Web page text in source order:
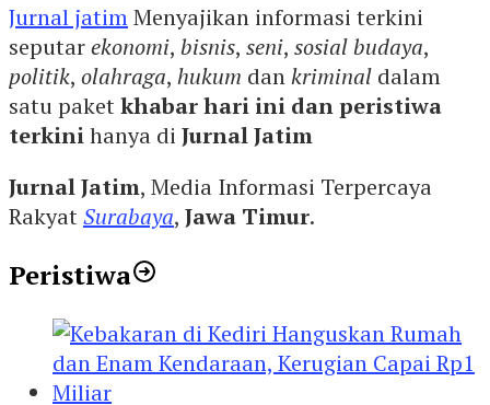
Jurnal jatimMenyajikan informasi terkini
seputarekonomi, bisnis, seni, sosial budaya,
politik, olahraga, hukum dankriminal dalam
satu paketkhabar hari ini dan peristiwa
terkinihanya di Jurnal Jatim
Jurnal Jatim, Media Informasi Terpercaya
RakyatSurabaya, Jawa Timur.
Peristiwa